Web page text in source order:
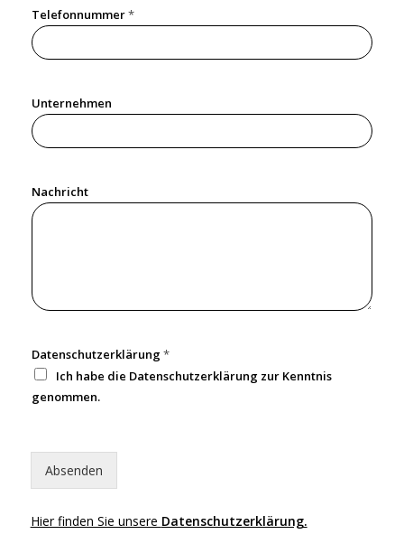
a
m
e
e
r
n
e
n
T
o
n
m
m
e
r
Telefonnummer*
Unternehmen
Nachricht
Datenschutzerklärung *
Ich habe die Datenschutzerklärung zur Kenntnis
genommen.
Absenden
Hier finden Sie unsere Datenschutzerklärung.